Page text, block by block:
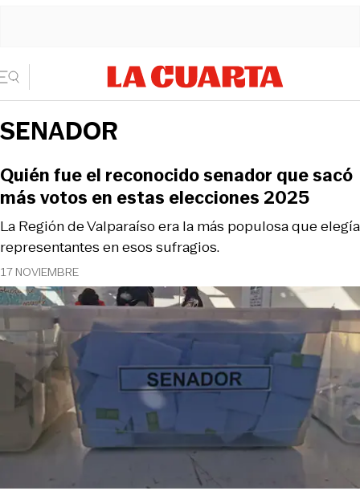
SENADOR
17 NOVIEMBRE
La Región de Valparaíso era la más populosa que elegía
representantes en esos sufragios.
Quién fue el reconocido senador que sacó
más votos en estas elecciones 2025